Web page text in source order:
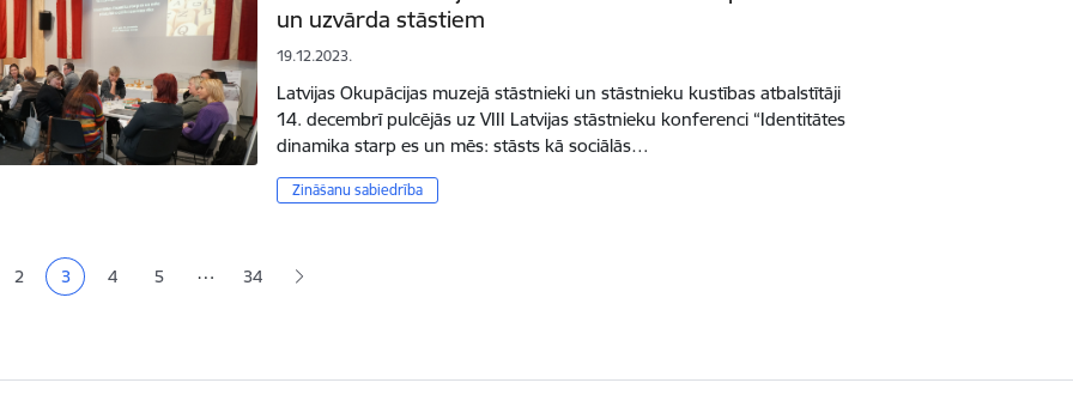
un uzvārda stāstiem
19.12.2023.
Latvijas Okupācijas muzejā stāstnieki un stāstnieku kustības atbalstītāji
14. decembrī pulcējās uz VIII Latvijas stāstnieku konferenci “Identitātes
dinamika starp es un mēs: stāsts kā sociālās…
Zināšanu sabiedrība
Lapa
2 Pašreizējā lapa
3 Lapa
4 Lapa
5 … 34